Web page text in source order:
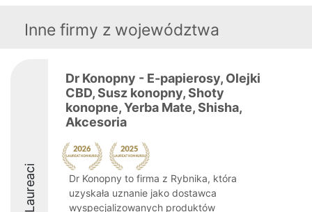
Inne firmy z województwa
Laureaci
Dr Konopny - E-papierosy, Olejki
CBD, Susz konopny, Shoty
konopne, Yerba Mate, Shisha,
Akcesoria
Dr Konopny to firma z Rybnika, która
uzyskała uznanie jako dostawca
wyspecjalizowanych produktów